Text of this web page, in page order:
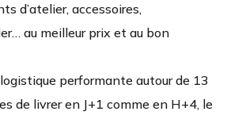
VOIR PLUS
d’atelier, accessoires,
au meilleur prix et au bon
performante autour de 13
de livrer en J+1 comme en H+4, le